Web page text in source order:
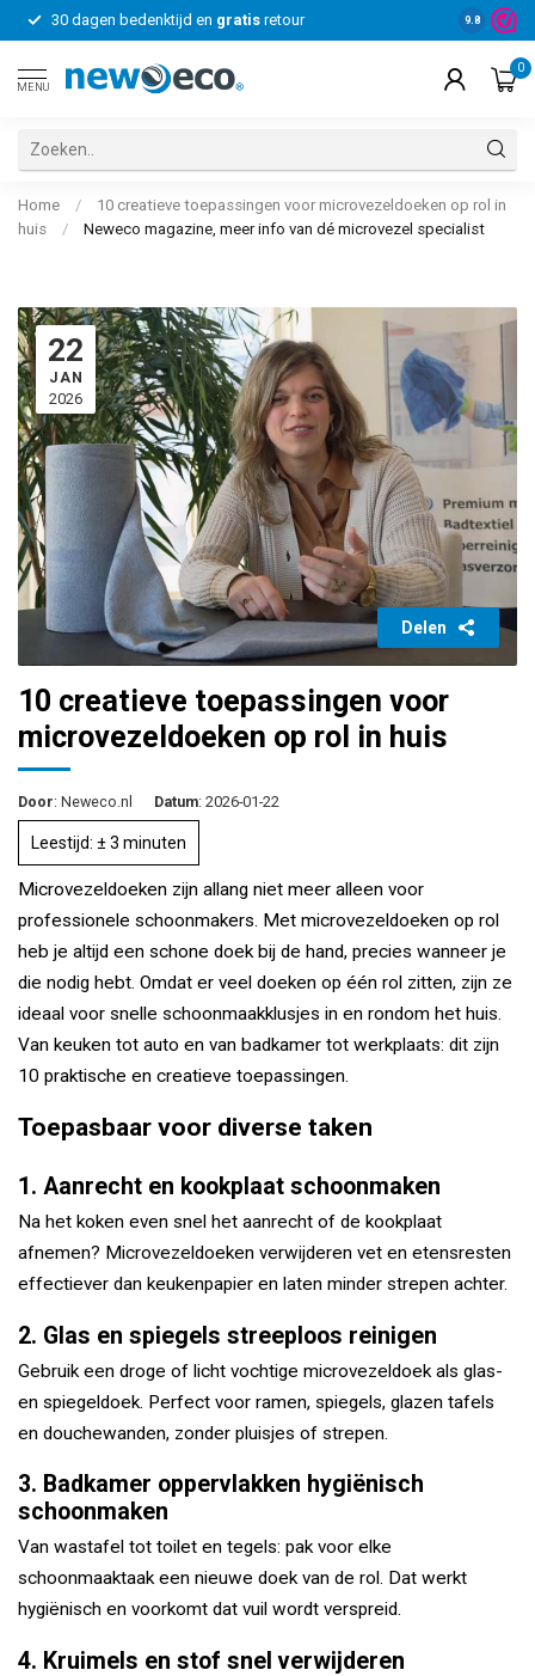
30 dagen bedenktijd en gratis retour Voor
9.8
MENU
0
Home /
10 creatieve toepassingen voor microvezeldoeken op rol in
huis
/ Neweco magazine, meer info van dé microvezel specialist
22
JAN
2026
Delen
10 creatieve toepassingen voor
microvezeldoeken op rol in huis
Door: Neweco.nl Datum: 2026-01-22
Leestijd: ± 3 minuten
Microvezeldoeken zijn allang niet meer alleen voor
professionele schoonmakers. Met microvezeldoeken op rol
heb je altijd een schone doek bij de hand, precies wanneer je
die nodig hebt. Omdat er veel doeken op één rol zitten, zijn ze
ideaal voor snelle schoonmaakklusjes in en rondom het huis.
Van keuken tot auto en van badkamer tot werkplaats: dit zijn
10 praktische en creatieve toepassingen.
Toepasbaar voor diverse taken
1. Aanrecht en kookplaat schoonmaken
Na het koken even snel het aanrecht of de kookplaat
afnemen? Microvezeldoeken verwijderen vet en etensresten
effectiever dan keukenpapier en laten minder strepen achter.
2. Glas en spiegels streeploos reinigen
Gebruik een droge of licht vochtige microvezeldoek als glas-
en spiegeldoek. Perfect voor ramen, spiegels, glazen tafels
en douchewanden, zonder pluisjes of strepen.
3. Badkamer oppervlakken hygiënisch
schoonmaken
Van wastafel tot toilet en tegels: pak voor elke
schoonmaaktaak een nieuwe doek van de rol. Dat werkt
hygiënisch en voorkomt dat vuil wordt verspreid.
4. Kruimels en stof snel verwijderen